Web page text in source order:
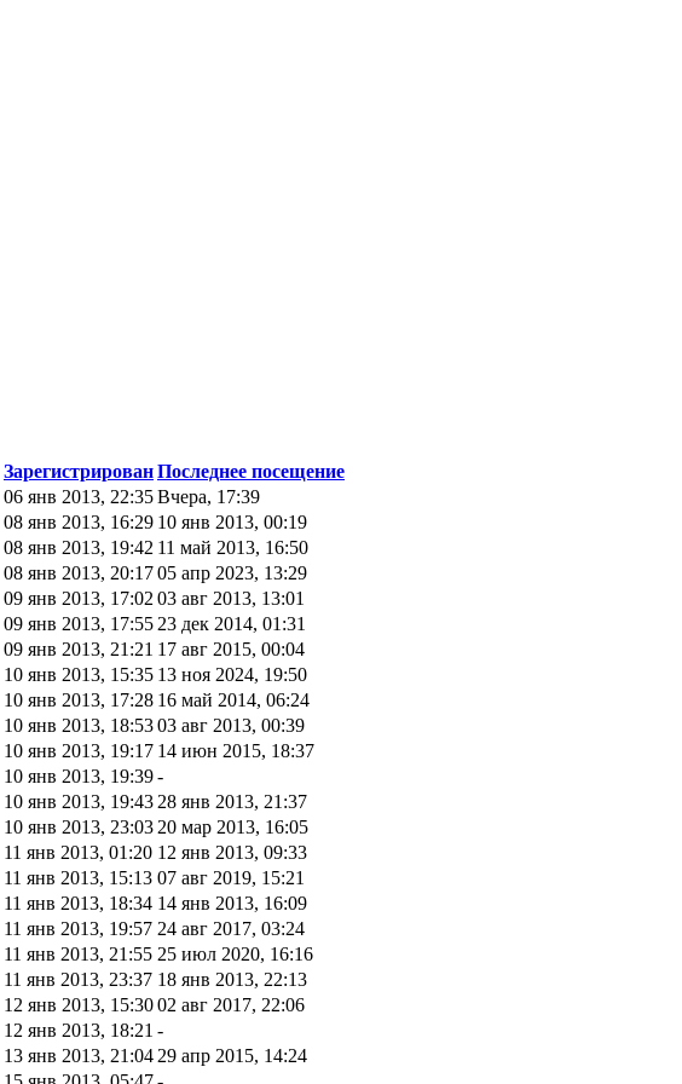
ЗарегистрированПоследнее посещение
06 янв 2013, 22:35Вчера, 17:39
08 янв 2013, 16:29 10 янв 2013, 00:19
08 янв 2013, 19:42 11 май 2013, 16:50
08 янв 2013, 20:1705 апр 2023, 13:29
09 янв 2013, 17:02 03 авг 2013, 13:01
09 янв 2013, 17:55 23 дек 2014, 01:31
09 янв 2013, 21:21 17 авг 2015, 00:04
10 янв 2013, 15:35 13 ноя 2024, 19:50
10 янв 2013, 17:28 16 май 2014, 06:24
10 янв 2013, 18:5303 авг 2013, 00:39
10 янв 2013, 19:17 14 июн 2015, 18:37
10 янв 2013, 19:39-
10 янв 2013, 19:43 28 янв 2013, 21:37
10 янв 2013, 23:03 20 мар 2013, 16:05
11 янв 2013, 01:20 12 янв 2013, 09:33
11 янв 2013, 15:13 07 авг 2019, 15:21
11 янв 2013, 18:34 14 янв 2013, 16:09
11 янв 2013, 19:57 24 авг 2017, 03:24
11 янв 2013, 21:55 25 июл 2020, 16:16
11 янв 2013, 23:37 18 янв 2013, 22:13
12 янв 2013, 15:3002 авг 2017, 22:06
12 янв 2013, 18:21 -
13 янв 2013, 21:04 29 апр 2015, 14:24